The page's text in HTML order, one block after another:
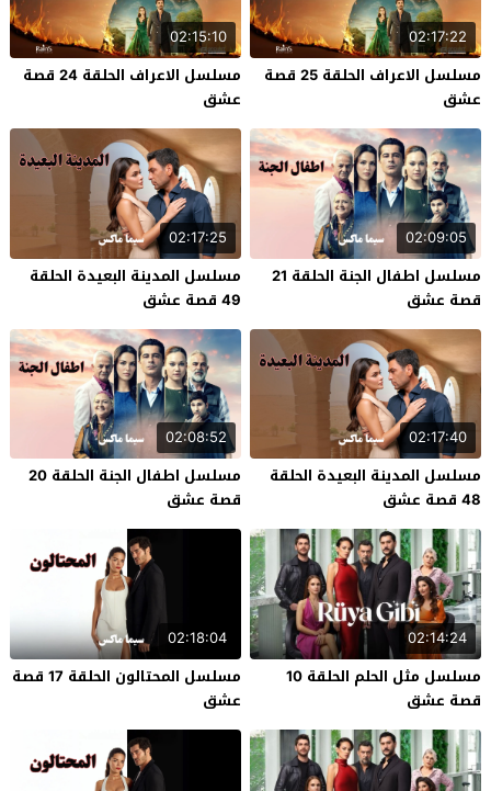
02:17:22
مسلسل الاعراف الحلقة 25 قصة
عشق
02:15:10
مسلسل الاعراف الحلقة 24 قصة
عشق
02:09:05
مسلسل اطفال الجنة الحلقة 21
قصة عشق
02:17:25
مسلسل المدينة البعيدة الحلقة
49 قصة عشق
02:17:40
مسلسل المدينة البعيدة الحلقة
48 قصة عشق
02:08:52
مسلسل اطفال الجنة الحلقة 20
قصة عشق
02:14:24
مسلسل مثل الحلم الحلقة 10
قصة عشق
02:18:04
مسلسل المحتالون الحلقة 17 قصة
عشق